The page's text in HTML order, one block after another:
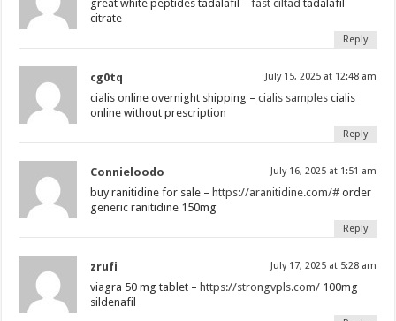
great white peptides tadalafil –fast ciltad tadalafil
citrate
Reply
cg0tq July 15, 2025 at 12:48 am
cialis online overnight shipping –cialis samples cialis
online without prescription
Reply
Connieloodo July 16, 2025 at 1:51 am
buy ranitidine for sale – https://aranitidine.com/# order
generic ranitidine 150mg
Reply
zrufi July 17, 2025 at 5:28 am
viagra 50 mg tablet – https://strongvpls.com/ 100mg
sildenafil